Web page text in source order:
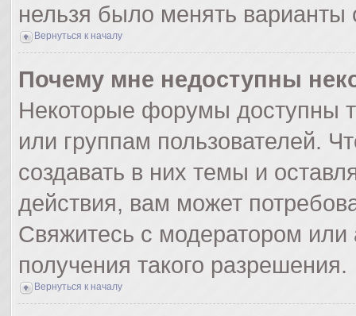
нельзя было менять варианты
Вернуться к началу
Почему мне недоступны
Некоторые форумы доступны
или группам пользователей.
создавать в них темы и
действия, вам может
Свяжитесь с модератором
получения такого разрешения.
Вернуться к началу